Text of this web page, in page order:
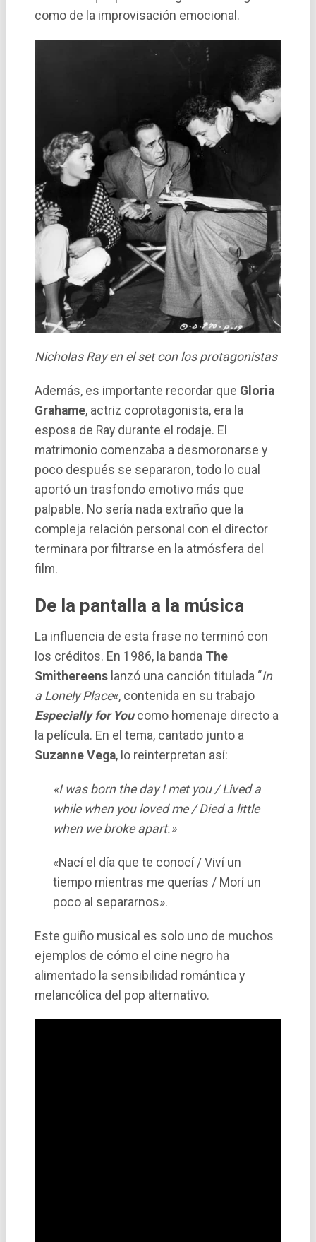
como de la improvisación emocional.
Nicholas Ray en el set con los protagonistas
Además, es importante recordar que Gloria
Grahame, actriz coprotagonista, era la
esposa de Ray durante el rodaje. El
matrimonio comenzaba a desmoronarse y
poco después se separaron, todo lo cual
aportó un trasfondo emotivo más que
palpable. No sería nada extraño que la
compleja relación personal con el director
terminara por filtrarse en la atmósfera del
film.
De la pantalla a la música
La influencia de esta frase no terminó con
los créditos. En 1986, la banda The
Smithereenslanzó una canción titulada “In
a Lonely Place«, contenida en su trabajo
Especially for Youcomo homenaje directo a
la película. En el tema, cantado junto a
Suzanne Vega, lo reinterpretan así:
«I was born the day I met you / Lived a
while when you loved me / Died a little
when we broke apart.»
«Nací el día que te conocí / Viví un
tiempo mientras me querías / Morí un
poco al separarnos».
Este guiño musical es solo uno de muchos
ejemplos de cómo el cine negro ha
alimentado la sensibilidad romántica y
melancólica del pop alternativo.